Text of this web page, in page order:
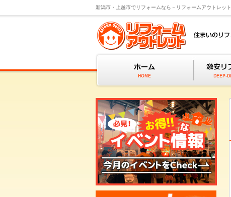
新潟市・上越市でリフォームなら－リフォームアウトレット